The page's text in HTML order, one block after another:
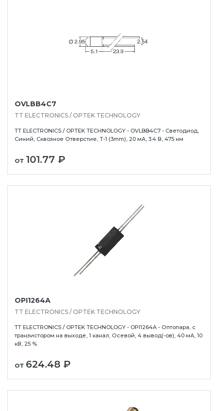
OVLBB4C7
TT ELECTRONICS / OPTEK TECHNOLOGY
TT ELECTRONICS / OPTEK TECHNOLOGY - OVLBB4C7 - Светодиод,
Синий, Сквозное Отверстие, T-1 (3mm), 20 мА, 3.4 В, 475 нм
от 101.77 ₽
OPI1264A
TT ELECTRONICS / OPTEK TECHNOLOGY
TT ELECTRONICS / OPTEK TECHNOLOGY - OPI1264A - Оптопара, с
транзистором на выходе, 1 канал, Осевой, 4 вывод(-ов), 40 мА, 10
кВ, 25 %
от 624.48 ₽